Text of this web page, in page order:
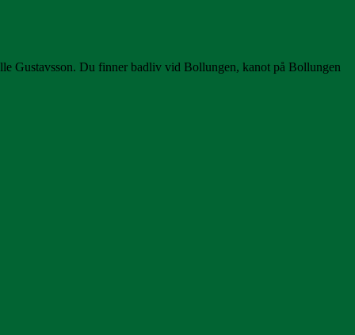
Gustavsson. Du finner badliv vid Bollungen, kanot på Bollungen